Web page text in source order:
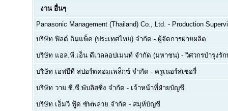
งาน อื่นๆ
Panasonic Management (Thailand) Co., Ltd. - Production
บริษัท ฟิลด์ อิมแพ็ค (ประเทศไทย) จำกัด - ผู้จัดการฝ่ายผลิต
บริษัท แอล.พี.เอ็น ดีเวลลอปเมนท์ จำกัด (มหาชน) - วิศวกรบำรุงรั
บริษัท เอฟบีที สปอร์ตคอมเพล็กซ์ จำกัด - ครูเนอร์สเซอรี่
บริษัท วาย.ซี.ซี.พับลิสซิ่ง จำกัด - เจ้าหน้าที่ฝ่ายบัญชี
บริษัท เอ็มวี ฟู้ด ซัพพลาย จำกัด - สมุห์บัญชี